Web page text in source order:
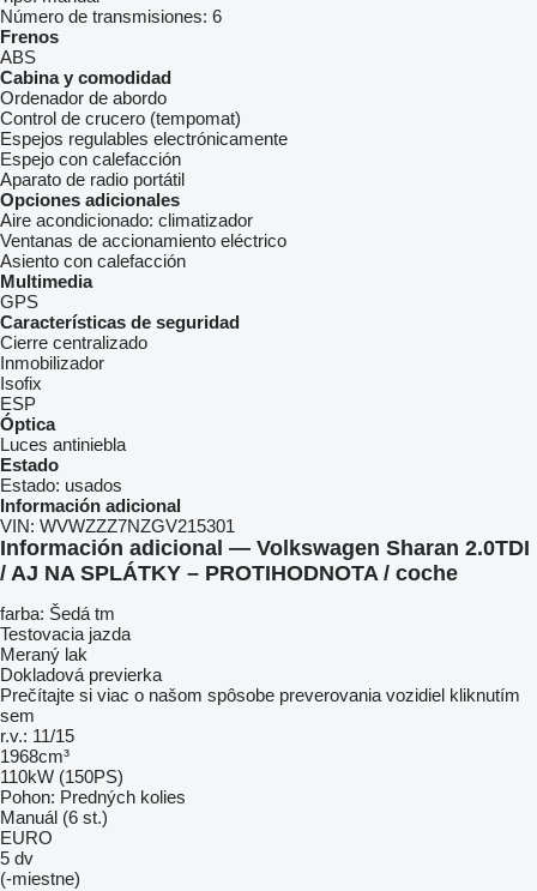
Número de transmisiones: 6
Frenos
ABS
Cabina y comodidad
Ordenador de abordo
Control de crucero (tempomat)
Espejos regulables electrónicamente
Espejo con calefacción
Aparato de radio portátil
Opciones adicionales
Aire acondicionado: climatizador
Ventanas de accionamiento eléctrico
Asiento con calefacción
Multimedia
GPS
Características de seguridad
Cierre centralizado
Inmobilizador
Isofix
ESP
Óptica
Luces antiniebla
Estado
Estado: usados
Información adicional
VIN: WVWZZZ7NZGV215301
Información adicional — Volkswagen Sharan 2.0TDI
/ AJ NA SPLÁTKY – PROTIHODNOTA / coche
farba: Šedá tm
Testovacia jazda
Meraný lak
Dokladová previerka
Prečítajte si viac o našom spôsobe preverovania vozidiel kliknutím
sem
r.v.: 11/15
1968cm³
110kW (150PS)
Pohon: Predných kolies
Manuál (6 st.)
EURO
5 dv
(-miestne)